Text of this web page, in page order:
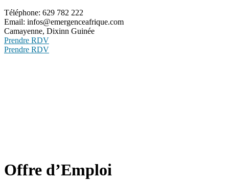
Téléphone: 629 782 222
Email: infos@emergenceafrique.com
Camayenne, Dixinn Guinée
Prendre RDV
Prendre RDV
Offre d’Emploi